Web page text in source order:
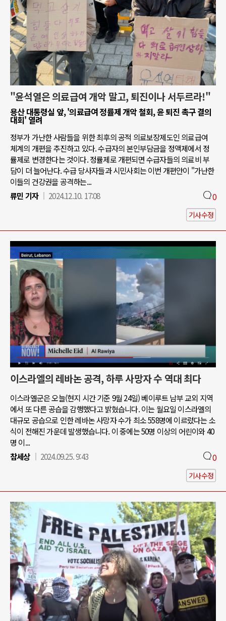
"윤석열은 의료급여 개악 말고, 퇴진이나 서두르라!"
용산 대통령실 앞, '의료급여 정률제 개악 철회, 윤 퇴진 촉구 결의
대회' 열려
정부가 가난한 사람들을 위한 최후의 공적 의료보장제도인 의료급여
체계의 개편을 추진하고 있다. 수급자의 본인부담금을 정액제에서 정
률제로 변경한다는 것이다. 정률제로 개편되면 수급자들의 의료비 부
담이 더 늘어난다. 수급 당사자들과 시민사회는 이번 개편안이 "가난한
이들의 건강권을 공격하는...
류민 기자
2024.12.10. 17:08 0
기사수정
이스라엘의 레바논 공격, 하루 사망자 수 역대 최다
이스라엘군은 오늘(현지 시간 기준 9월 24일) 베이루트 남부 교외 지역
에서 또 다른 공습을 감행했다고 밝혔습니다. 이는 월요일 이스라엘의
대규모 공습으로 인한 레바논 사망자 수가 최소 558명에 이르렀다는 소
식이 전해진 가운데 발생했습니다. 이 중에는 50명 이상의 어린이와 40
명 이...
참세상
2024.09.25. 9:43 0
기사수정